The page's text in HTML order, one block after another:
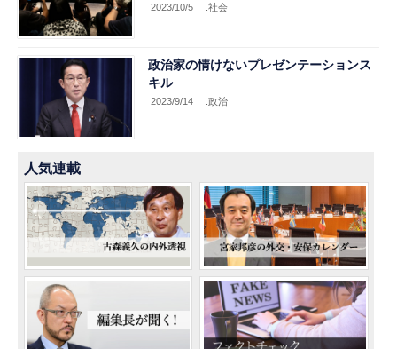
2023/10/5 .社会
政治家の情けないプレゼンテーションス
キル
2023/9/14 .政治
人気連載